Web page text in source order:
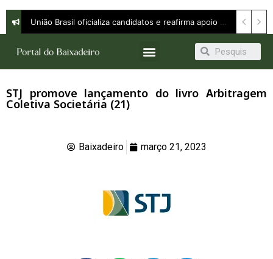
STJ promove lançamento do livro Arbitragem
Coletiva Societária (21)
Baixadeiro março 21, 2023